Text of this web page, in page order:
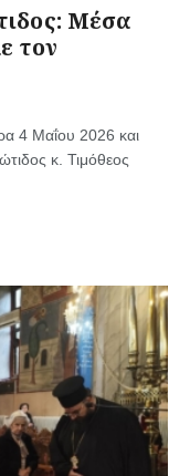
Μέσα
τον
4 Μαΐου 2026 και
κ. Τιμόθεος